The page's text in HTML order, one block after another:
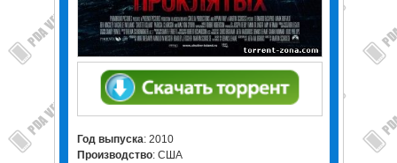
Год выпуска: 2010
Производство: США